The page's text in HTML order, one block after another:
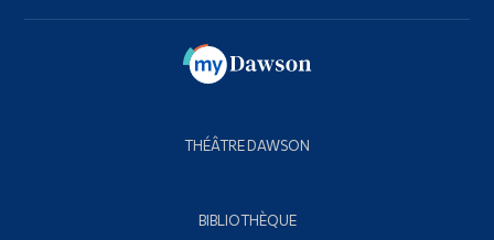
THÉÂTRE DAWSON
BIBLIOTHÈQUE